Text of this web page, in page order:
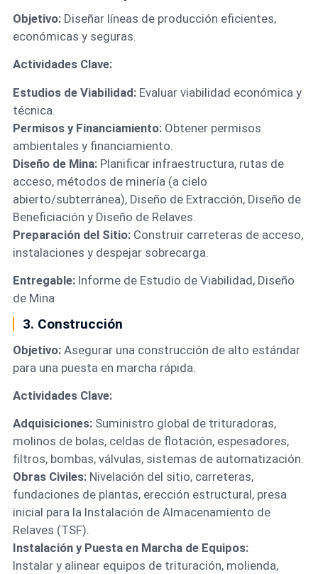
Objetivo:Diseñar líneas de producción eficientes,
económicas y seguras.
Actividades Clave:
Estudios de Viabilidad:Evaluar viabilidad económica y
técnica.
Permisos y Financiamiento:Obtener permisos
ambientales y financiamiento.
Diseño de Mina:Planificar infraestructura, rutas de
acceso, métodos de minería (a cielo
abierto/subterránea), Diseño de Extracción, Diseño de
Beneficiación y Diseño de Relaves.
Preparación del Sitio:Construir carreteras de acceso,
instalaciones y despejar sobrecarga.
Entregable:Informe de Estudio de Viabilidad, Diseño
de Mina
3. Construcción
Objetivo:Asegurar una construcción de alto estándar
para una puesta en marcha rápida.
Actividades Clave:
Adquisiciones:Suministro global de trituradoras,
molinos de bolas, celdas de flotación, espesadores,
filtros, bombas, válvulas, sistemas de automatización.
Obras Civiles:Nivelación del sitio, carreteras,
fundaciones de plantas, erección estructural, presa
inicial para la Instalación de Almacenamiento de
Relaves (TSF).
Instalación y Puesta en Marcha de Equipos:
Instalar y alinear equipos de trituración, molienda,